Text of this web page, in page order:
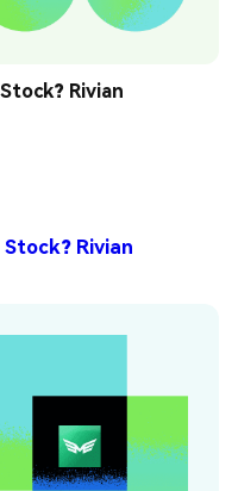
Rivian
Rivian